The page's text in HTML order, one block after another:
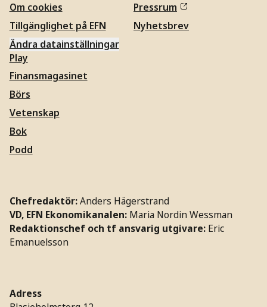
Om cookies
Tillgänglighet på EFN
Ändra datainställningar
Pressrum
Nyhetsbrev
Play
Finansmagasinet
Börs
Vetenskap
Bok
Podd
Chefredaktör:Anders Hägerstrand
VD, EFN Ekonomikanalen: Maria Nordin Wessman
Redaktionschef och tf ansvarig utgivare: Eric
Emanuelsson
Adress